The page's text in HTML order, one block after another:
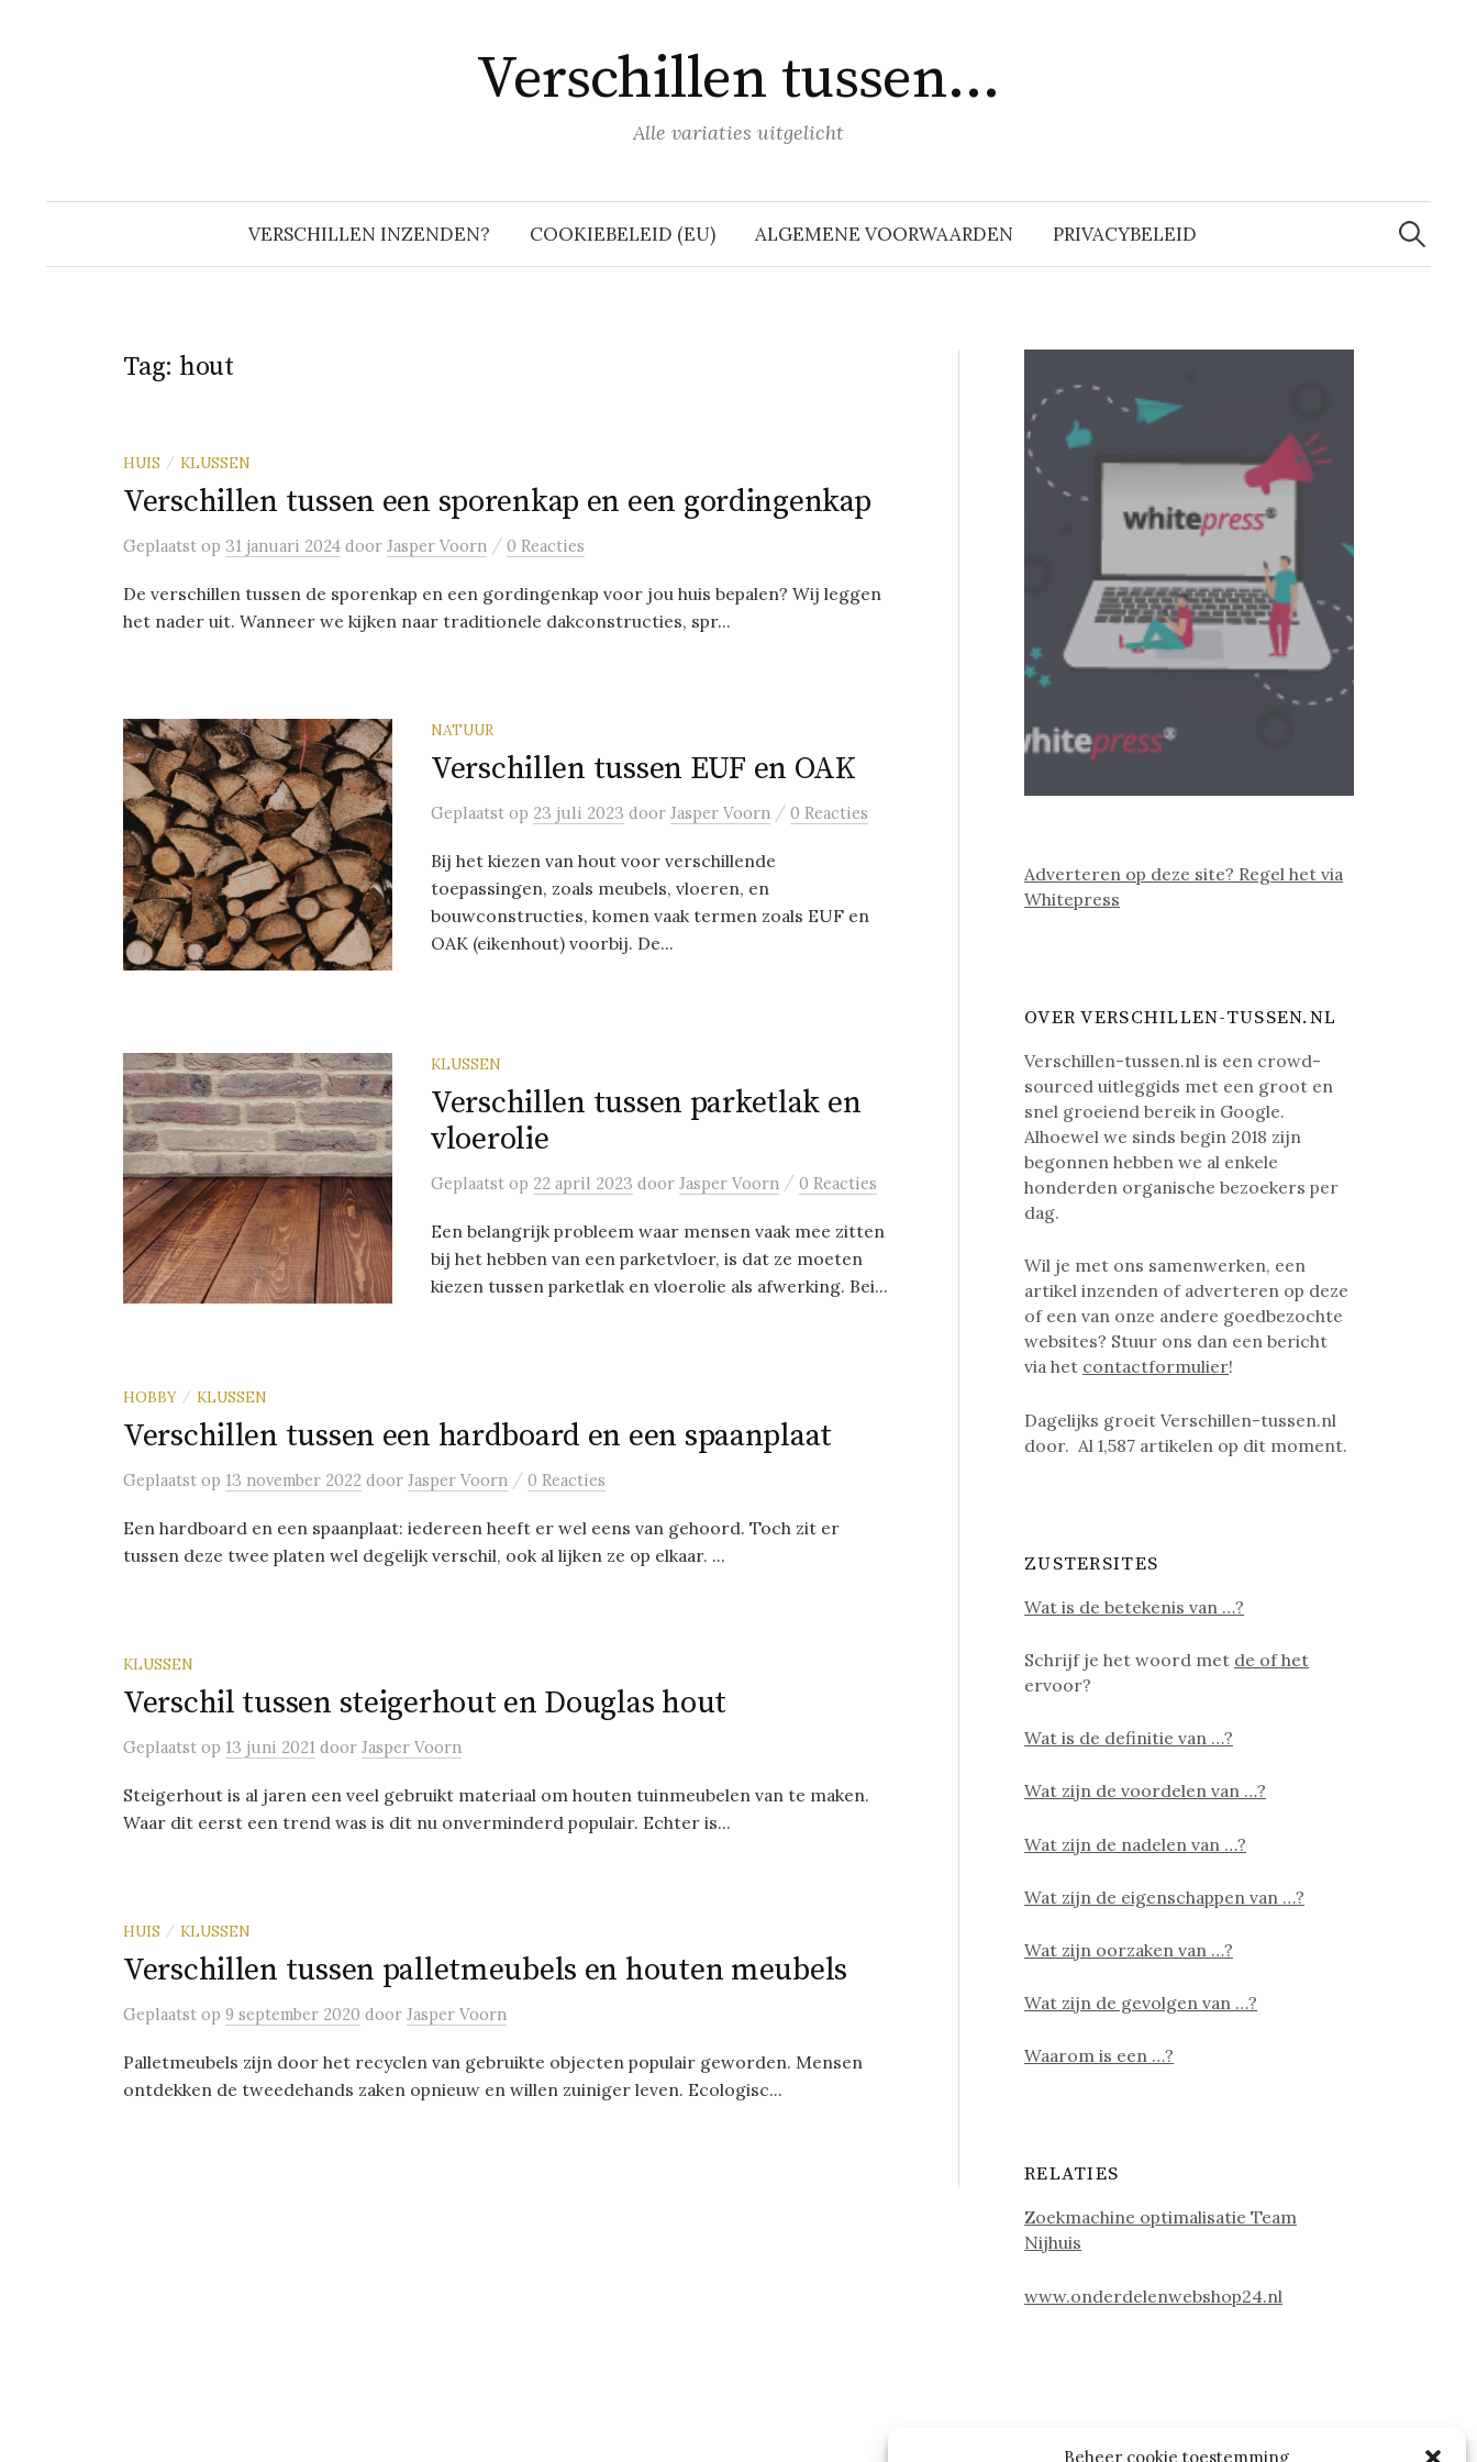
Beheer cookie toestemming
Verschillen tussen…
Alle variaties uitgelicht
VERSCHILLEN INZENDEN? COOKIEBELEID (EU) ALGEMENE VOORWAARDEN PRIVACYBELEID
Zoeken
naar:
Tag: hout
HUIS / KLUSSEN
Verschillen tussen een sporenkap en een gordingenkap
Geplaatst op 31 januari 2024 door Jasper Voorn / 0 Reacties
De verschillen tussen de sporenkap en een gordingenkap voor jou huis bepalen? Wij leggen
het nader uit. Wanneer we kijken naar traditionele dakconstructies, spr...
NATUUR
Verschillen tussen EUF en OAK
Geplaatst op 23 juli 2023 door Jasper Voorn / 0 Reacties
Bij het kiezen van hout voor verschillende
toepassingen, zoals meubels, vloeren, en
bouwconstructies, komen vaak termen zoals EUF en
OAK (eikenhout) voorbij. De...
KLUSSEN
Verschillen tussen parketlak en
vloerolie
Geplaatst op 22 april 2023 door Jasper Voorn / 0 Reacties
Een belangrijk probleem waar mensen vaak mee zitten
bij het hebben van een parketvloer, is dat ze moeten
kiezen tussen parketlak en vloerolie als afwerking. Bei...
HOBBY / KLUSSEN
Verschillen tussen een hardboard en een spaanplaat
Geplaatst op 13 november 2022 door Jasper Voorn / 0 Reacties
Een hardboard en een spaanplaat: iedereen heeft er wel eens van gehoord. Toch zit er
tussen deze twee platen wel degelijk verschil, ook al lijken ze op elkaar. ...
KLUSSEN
Verschil tussen steigerhout en Douglas hout
Geplaatst op 13 juni 2021 door Jasper Voorn
Steigerhout is al jaren een veel gebruikt materiaal om houten tuinmeubelen van te maken.
Waar dit eerst een trend was is dit nu onverminderd populair. Echter is...
HUIS / KLUSSEN
Verschillen tussen palletmeubels en houten meubels
Geplaatst op 9 september 2020 door Jasper Voorn
Palletmeubels zijn door het recyclen van gebruikte objecten populair geworden. Mensen
ontdekken de tweedehands zaken opnieuw en willen zuiniger leven. Ecologisc...
Adverteren op deze site? Regel het via
Whitepress
OVER VERSCHILLEN-TUSSEN.NL
Verschillen-tussen.nl is een crowd-
sourced uitleggids met een groot en
snel groeiend bereik in Google.
Alhoewel we sinds begin 2018 zijn
begonnen hebben we al enkele
honderden organische bezoekers per
dag.
Wil je met ons samenwerken, een
artikel inzenden of adverteren op deze
of een van onze andere goedbezochte
websites? Stuur ons dan een bericht
via het contactformulier!
Dagelijks groeit Verschillen-tussen.nl
door. Al1,587 artikelen op dit moment.
ZUSTERSITES
Wat is de betekenis van …?
Schrijf je het woord met de of het
ervoor?
Wat is de definitie van …?
Wat zijn de voordelen van …?
Wat zijn de nadelen van …?
Wat zijn de eigenschappen van …?
Wat zijn oorzaken van …?
Wat zijn de gevolgen van …?
Waarom is een …?
RELATIES
Zoekmachine optimalisatie Team
Nijhuis
www.onderdelenwebshop24.nl